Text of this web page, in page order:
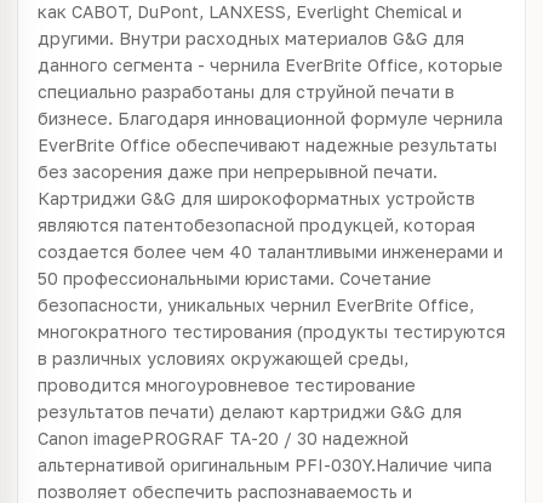
как CABOT, DuPont, LANXESS, Everlight Chemical и
другими. Внутри расходных материалов G&G для
данного сегмента - чернила EverBrite Office, которые
специально разработаны для струйной печати в
бизнесе. Благодаря инновационной формуле чернила
EverBrite Office обеспечивают надежные результаты
без засорения даже при непрерывной печати.
Картриджи G&G для широкоформатных устройств
являются патентобезопасной продукцей, которая
создается более чем 40 талантливыми инженерами и
50 профессиональными юристами. Сочетание
безопасности, уникальных чернил EverBrite Office,
многократного тестирования (продукты тестируются
в различных условиях окружающей среды,
проводится многоуровневое тестирование
результатов печати) делают картриджи G&G для
Canon imagePROGRAF TA-20 / 30 надежной
альтернативой оригинальным PFI-030Y.Наличие чипа
позволяет обеспечить распознаваемость и